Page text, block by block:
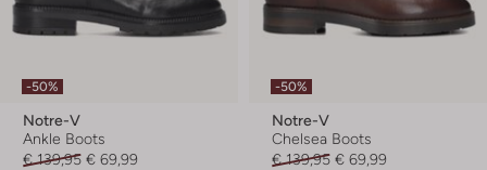
-50%
Notre-V
Ankle Boots
€ 139,95 € 69,99
-50%
Notre-V
Chelsea Boots
€ 139,95 € 69,99